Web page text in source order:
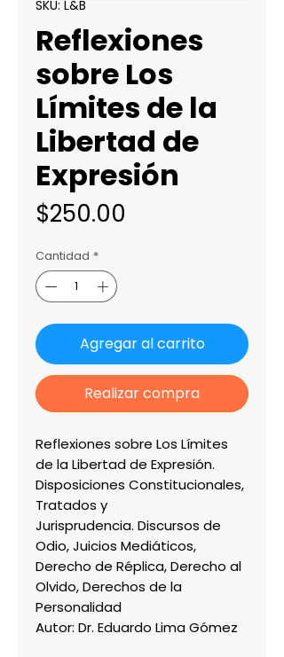
SKU: L&B
Reflexiones
sobre Los
Límites de la
Libertad de
Expresión
$250.00
Cantidad *
Agregar al carrito
Realizar compra
Reflexiones sobre Los Límites
de la Libertad de Expresión.
Disposiciones Constitucionales,
Tratados y
Jurisprudencia. Discursos de
Odio, Juicios Mediáticos,
Derecho de Réplica, Derecho al
Olvido, Derechos de la
Personalidad
Autor: Dr. Eduardo Lima Gómez